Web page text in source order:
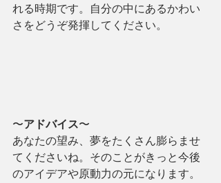
れる時期です。自分の中にあるかわい
さをどうぞ発揮してください。
〜アドバイス〜
あなたの望み、夢をたくさん膨らませ
てくださいね。そのことがきっと今後
のアイデアや原動力の元になります。